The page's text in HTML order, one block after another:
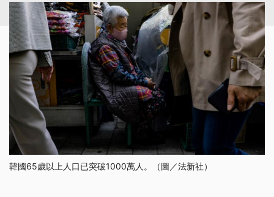
韓國65歲以上人口已突破1000萬人。（圖／法新社）